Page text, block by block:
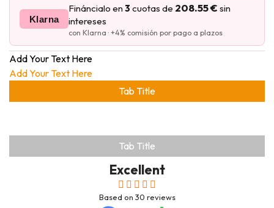
Klarna
Fináncialo en3 cuotas de 208.55 € sin
intereses
con Klarna · +4% comisión por pago a plazos
Add Your Text Here
Add Your Text Here
Tab Title
Tab Title
Excellent
Based on 30 reviews